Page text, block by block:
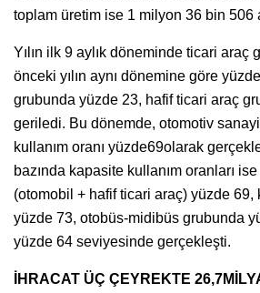
toplam üretim ise 1 milyon 36 bin 506
Yılın ilk 9 aylık döneminde ticari araç
önceki yılın aynı dönemine göre
grubunda yüzde 23, hafif ticari araç
geriledi. Bu dönemde, otomotiv
kullanım oranı yüzde69olarak
bazında kapasite kullanım oranları
(otomobil + hafif ticari araç) yüzde 69,
yüzde 73, otobüs-midibüs grubunda
yüzde 64 seviyesinde gerçekleşti.
İHRACAT ÜÇ ÇEYREKTE